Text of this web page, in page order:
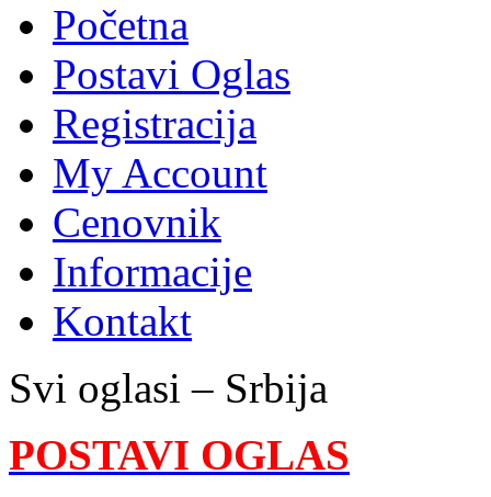
Početna
Postavi Oglas
Registracija
My Account
Cenovnik
Informacije
Kontakt
Svi oglasi – Srbija
POSTAVI OGLAS